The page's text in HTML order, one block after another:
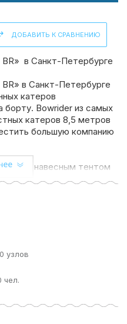
ДОБАВИТЬ К СРАВНЕНИЮ
BR» в Санкт-Петербурге
в Санкт-Петербурге
катеров
Bowrider из самых
катеров 8,5 метров
большую компанию
навесным тентом
ваше
Невы к Финскому заливу
заказать кейтеринг,
музыкантов или
узлов
чел.